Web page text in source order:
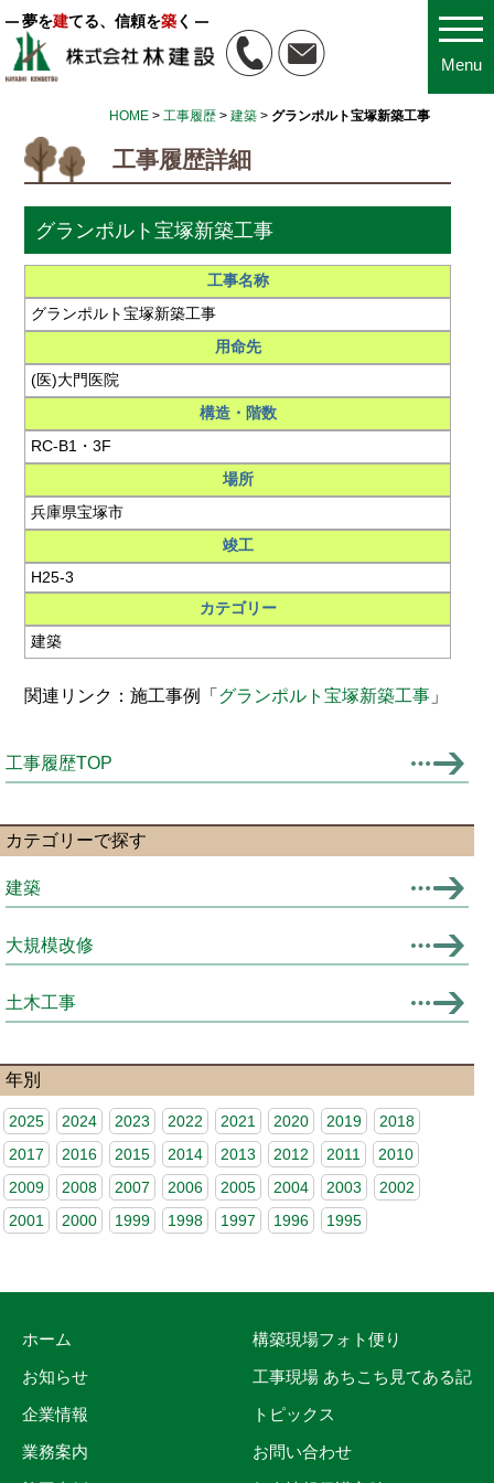
Menu
夢を建てる、信頼を築く
HOME >工事履歴 >建築 > グランポルト宝塚新築工事
工事履歴詳細
グランポルト宝塚新築工事
工事名称
グランポルト宝塚新築工事
用命先
(医)大門医院
構造・階数
RC-B1・3F
場所
兵庫県宝塚市
竣工
H25-3
カテゴリー
建築
関連リンク：施工事例「 グランポルト宝塚新築工事 」
工事履歴TOP
カテゴリーで探す
建築
大規模改修
土木工事
年別
2025 2024 2023 2022 2021 2020 2019
2018
2017
2016 2015 2014 2013 2012 2011
2010
2009
2008 2007 2006 2005 2004 2003
2002
2001
2000 1999 1998 1997 1996 1995
ホーム
お知らせ
企業情報
業務案内
構築現場フォト便り
工事現場 あちこち見てある記
トピックス
お問い合わせ